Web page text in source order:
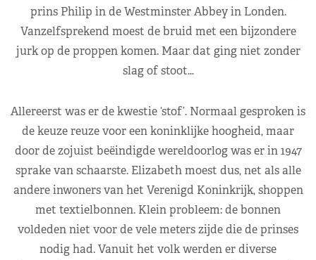
prins Philip in de Westminster Abbey in Londen.
Vanzelfsprekend moest de bruid met een bijzondere
jurk op de proppen komen. Maar dat ging niet zonder
slag of stoot…
Allereerst was er de kwestie ‘stof’. Normaal gesproken is
de keuze reuze voor een koninklijke hoogheid, maar
door de zojuist beëindigde wereldoorlog was er in 1947
sprake van schaarste. Elizabeth moest dus, net als alle
andere inwoners van het Verenigd Koninkrijk, shoppen
met textielbonnen. Klein probleem: de bonnen
voldeden niet voor de vele meters zijde die de prinses
nodig had. Vanuit het volk werden er diverse